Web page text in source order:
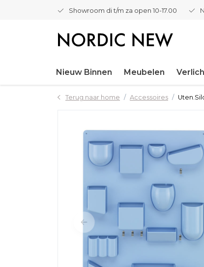
Showroom di t/m za open 10-17.00
Nieuw Binnen Meubelen
Terug naar home Accessoires